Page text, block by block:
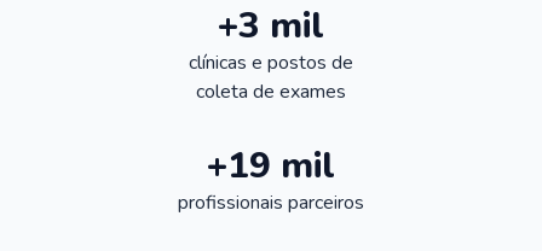
+3 mil
clínicas e postos de
coleta de exames
+19 mil
profissionais parceiros